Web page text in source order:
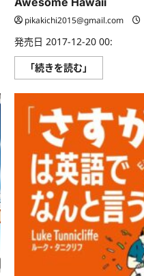
に
読
む
pikakichi2015@gmail.com
発売日 2017-12-20 00:
「続きを読む」
声
付］
英
語
で
ハ
ワ
イ
Awesome
Hawaii
に
つ
い
て
さ
ら
に
読
む